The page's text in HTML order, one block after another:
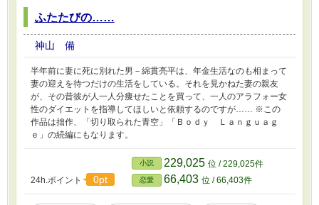
ふたたびの……
神山 備
半年前に妻に死に別れた男－綿貫亮平は、年金生活なのも相まって
妻の迎えを待つだけの生活をしている。それを見かねた妻の親友
が、その昔彼が人一人分痩せたことを買って、一人のアラフォー女
性のダイエットを指導してほしいと依頼するのですが…… ※この
作品は拙作、「切り取られた青空」「Ｂｏｄｙ Ｌａｎｇｕａｇ
ｅ」の続編にもなります。
24h.ポイント 0pt
小説 229,025 位 / 229,025件
恋愛 66,403 位 / 66,403件